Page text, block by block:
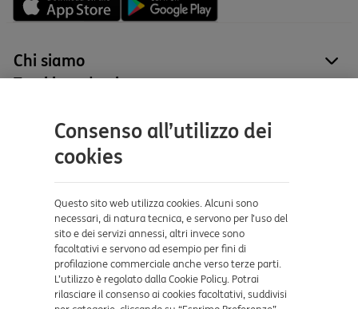
Chi siamo
Tutti i prodotti
Aiuto e supporto
Dove ci trovi
Certificazioni
Consenso all’utilizzo dei
cookies
Questo sito web utilizza cookies. Alcuni sono
necessari, di natura tecnica, e servono per l’uso del
sito e dei servizi annessi, altri invece sono
facoltativi e servono ad esempio per fini di
profilazione commerciale anche verso terze parti.
L’utilizzo è regolato dalla Cookie Policy. Potrai
rilasciare il consenso ai cookies facoltativi, suddivisi